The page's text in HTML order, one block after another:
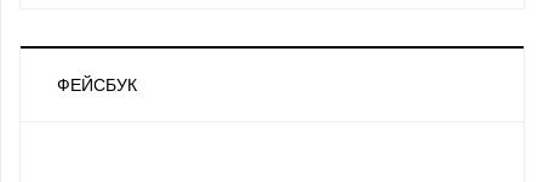
ФЕЙСБУК